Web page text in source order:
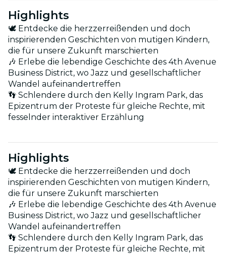
Highlights
🕊 Entdecke die herzzerreißenden und doch
inspirierenden Geschichten von mutigen Kindern,
die für unsere Zukunft marschierten
🎶 Erlebe die lebendige Geschichte des 4th Avenue
Business District, wo Jazz und gesellschaftlicher
Wandel aufeinandertreffen
👣 Schlendere durch den Kelly Ingram Park, das
Epizentrum der Proteste für gleiche Rechte, mit
fesselnder interaktiver Erzählung
Highlights
🕊 Entdecke die herzzerreißenden und doch
inspirierenden Geschichten von mutigen Kindern,
die für unsere Zukunft marschierten
🎶 Erlebe die lebendige Geschichte des 4th Avenue
Business District, wo Jazz und gesellschaftlicher
Wandel aufeinandertreffen
👣 Schlendere durch den Kelly Ingram Park, das
Epizentrum der Proteste für gleiche Rechte, mit